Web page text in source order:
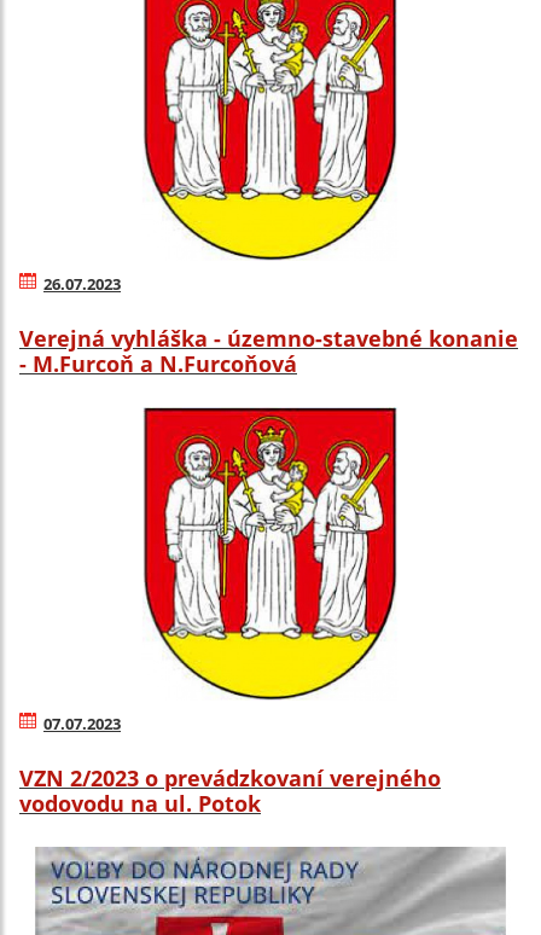
26.07.2023
Verejná vyhláška - územno-stavebné konanie
- M.Furcoň a N.Furcoňová
07.07.2023
VZN 2/2023 o prevádzkovaní verejného
vodovodu na ul. Potok